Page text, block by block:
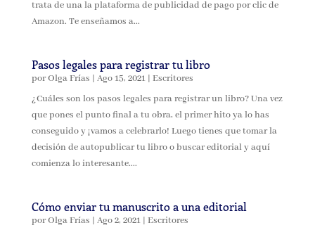
trata de una la plataforma de publicidad de pago por clic de
Amazon. Te enseñamos a...
Pasos legales para registrar tu libro
porOlga Frías | Ago 15, 2021| Escritores
¿Cuáles son los pasos legales para registrar un libro? Una vez
que pones el punto final a tu obra, el primer hito ya lo has
conseguido y ¡vamos a celebrarlo! Luego tienes que tomar la
decisión de autopublicar tu libro o buscar editorial y aquí
comienza lo interesante....
Cómo enviar tu manuscrito a una editorial
porOlga Frías | Ago 2, 2021| Escritores